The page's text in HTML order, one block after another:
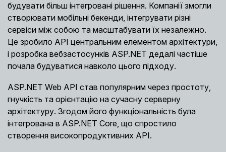
будувати більш інтегровані рішення. Компанії змогли
створювати мобільні бекенди, інтегрувати різні
сервіси між собою та масштабувати їх незалежно.
Це зробило API центральним елементом архітектури,
і розробка вебзастосунків ASP.NET дедалі частіше
почала будуватися навколо цього підходу.
ASP.NET Web API став популярним через простоту,
гнучкість та орієнтацію на сучасну серверну
архітектуру. Згодом його функціональність була
інтегрована в ASP.NET Core, що спростило
створення високопродуктивних API.